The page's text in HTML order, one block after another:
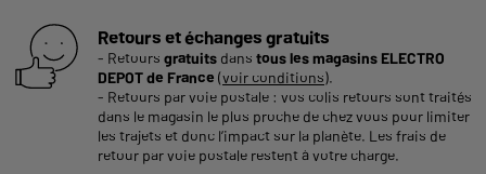
Retours et échanges gratuits
- Retours gratuits dans tous les magasins ELECTRO
DEPOT de France (voir conditions).
- Retours par voie postale : vos colis retours sont traités
dans le magasin le plus proche de chez vous pour limiter
les trajets et donc l’impact sur la planète. Les frais de
retour par voie postale restent à votre charge.